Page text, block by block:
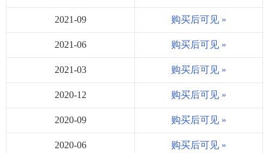
2021-09 购买后可见 »
2021-06 购买后可见 »
2021-03 购买后可见 »
2020-12 购买后可见 »
2020-09 购买后可见 »
2020-06 购买后可见 »